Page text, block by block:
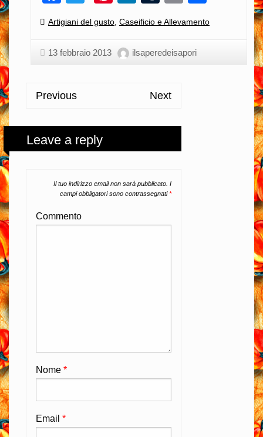
Categories:
Artigiani del gusto Caseificio e Allevamento
13 febbraio 2013 ilsaperedeisapori
Previous Next
Leave a reply
Il tuo indirizzo email non sarà pubblicato. I
campi obbligatori sono contrassegnati*
Commento
Nome *
Email *